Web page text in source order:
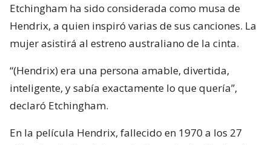
Etchingham ha sido considerada como musa de
Hendrix, a quien inspiró varias de sus canciones. La
mujer asistirá al estreno australiano de la cinta.
“(Hendrix) era una persona amable, divertida,
inteligente, y sabía exactamente lo que quería”,
declaró Etchingham.
En la película Hendrix, fallecido en 1970 a los 27